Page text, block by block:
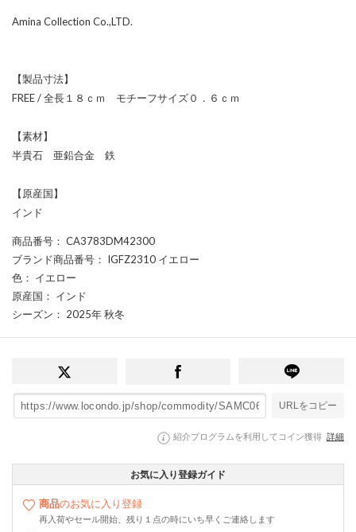
Amina Collection Co.,LTD.
【製品寸法】
FREE / 全長１８ｃｍ モチーフサイズ０．６ｃｍ
【素材】
半貴石 亜鉛合金 鉄
【原産国】
インド
商品番号 ： CA3783DM42300
ブランド商品番号 ： IGFZ2310 イエロー
色 ： イエロー
原産国 ： インド
シーズン ： 2025年 秋冬
URLをコピー
紹介プログラムを利用してコイン獲得 詳細
お気に入り登録ガイド
商品のお気に入り登録
再入荷やセール開始、残り１点の時にいち早くご連絡します